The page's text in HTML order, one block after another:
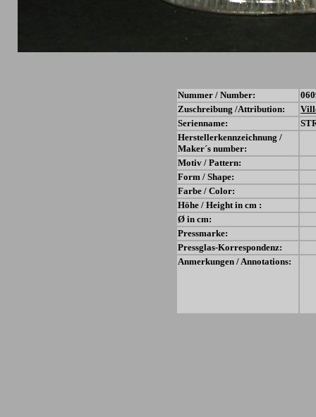
Nummer / Number:
Zuschreibung /Attribution:
Serienname:
Herstellerkennzeichnung /
Maker´s number:
Motiv / Pattern:
Form / Shape:
Farbe / Color:
Höhe / Height in cm :
Ø in cm:
Pressmarke:
Pressglas-Korrespondenz:
Anmerkungen / Annotations: